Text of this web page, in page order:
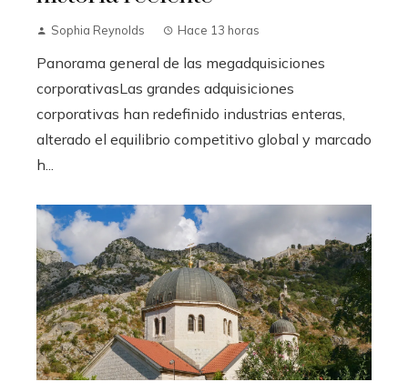
Sophia Reynolds Hace 13 horas
Panorama general de las megadquisiciones
corporativasLas grandes adquisiciones
corporativas han redefinido industrias enteras,
alterado el equilibrio competitivo global y marcado
h...